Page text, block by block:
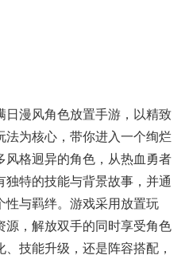
日漫风角色放置手游，以精致
法为核心，带你进入一个绚烂
风格迥异的角色，从热血勇者
特的技能与背景故事，并通
性与羁绊。游戏采用放置玩
源，解放双手的同时享受角色
技能升级，还是阵容搭配，